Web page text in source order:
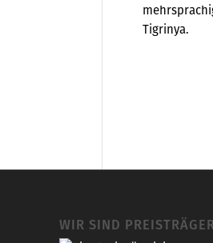
Tigrinya.
WIR SIND